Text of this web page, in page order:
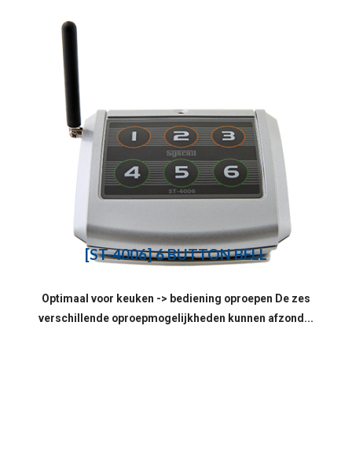
[ST-4006] 6 BUTTON BELL
Optimaal voor keuken -> bediening oproepen De zes
verschillende oproepmogelijkheden kunnen afzond...